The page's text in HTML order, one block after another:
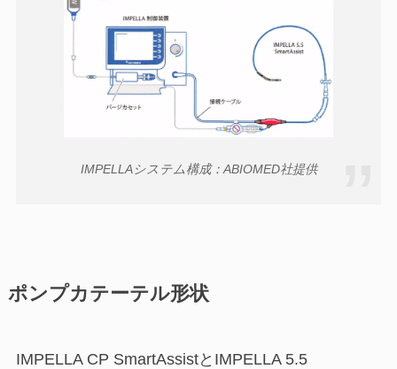
IMPELLAシステム構成：ABIOMED社提供
ポンプカテーテル形状
IMPELLA CP SmartAssistとIMPELLA 5.5